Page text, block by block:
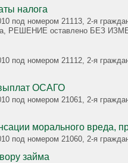
налога
под номером 21113, 2-я
РЕШЕНИЕ оставлено БЕЗ
под номером 21112, 2-я
ОСАГО
под номером 21061, 2-я
под номером 21060, 2-я
займа